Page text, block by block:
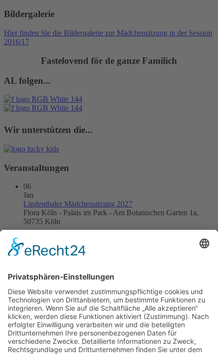
Bildergalerie
Hier finden Sie die Bildergalerie zur Mädchensitzung in der Session
2016/17
Fastelovend för de ganze Familich
AL folgen...
Wir unterstützen die...
Veranstaltungen
06
Jan
Lindenthaler Mädchensitzung 2027
Flora Köln - Palais im Park - Am Botanischen Garten 1a,
50735 Köln
Jan
Kneipensitzung 2027
Jan
Kinderkostümsitzung 2027
Apostelgymnasium, Biggestraße 2, 50931 Köln
31
Jan
Große Jubiläumssitzung
Flora Köln - Palais im Park - Am Botanischen Garten 1a,
50735 Köln